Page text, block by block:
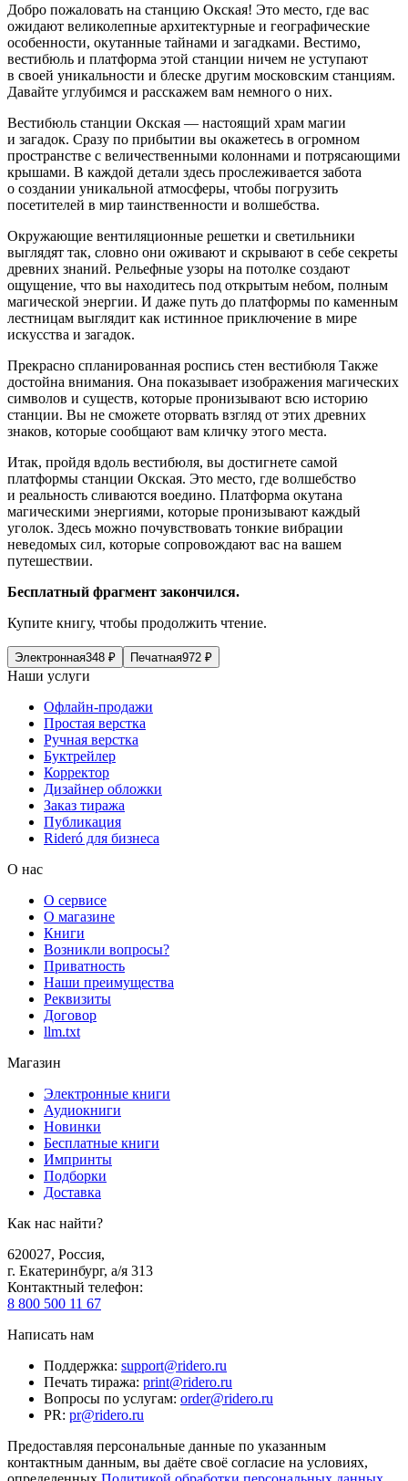
Добро пожаловать на станцию Окская! Это место, где вас
ожидают великолепные архитектурные и географические
особенности, окутанные тайнами и загадками. Вестимо,
вестибюль и платформа этой станции ничем не уступают
в своей уникальности и блеске другим московским станциям.
Давайте углубимся и расскажем вам немного о них.
Вестибюль станции Окская — настоящий храм магии
и загадок. Сразу по прибытии вы окажетесь в огромном
пространстве с величественными колоннами и потрясающими
крышами. В каждой детали здесь прослеживается забота
о создании уникальной атмосферы, чтобы погрузить
посетителей в мир таинственности и волшебства.
Окружающие вентиляционные решетки и светильники
выглядят так, словно они оживают и скрывают в себе секреты
древних знаний. Рельефные узоры на потолке создают
ощущение, что вы находитесь под открытым небом, полным
магической энергии. И даже путь до платформы по каменным
лестницам выглядит как истинное приключение в мире
искусства и загадок.
Прекрасно спланированная роспись стен вестибюля Также
достойна внимания. Она показывает изображения магических
символов и существ, которые пронизывают всю историю
станции. Вы не сможете оторвать взгляд от этих древних
знаков, которые сообщают вам кличку этого места.
Итак, пройдя вдоль вестибюля, вы достигнете самой
платформы станции Окская. Это место, где волшебство
и реальность сливаются воедино. Платформа окутана
магическими энергиями, которые пронизывают каждый
уголок. Здесь можно почувствовать тонкие вибрации
неведомых сил, которые сопровождают вас на вашем
путешествии.
Бесплатный фрагмент закончился.
Купите книгу, чтобы продолжить чтение.
Электронная348 ₽ Печатная972 ₽
Наши услуги
Офлайн-продажи
Простая верстка
Ручная верстка
Буктрейлер
Корректор
Дизайнер обложки
Заказ тиража
Публикация
Rideró для бизнеса
О нас
О сервисе
О магазине
Книги
Возникли вопросы?
Приватность
Наши преимущества
Реквизиты
Договор
llm.txt
Магазин
Электронные книги
Аудиокниги
Новинки
Бесплатные книги
Импринты
Подборки
Доставка
Как нас найти?
620027, Россия,
г. Екатеринбург, а/я 313
Контактный телефон:
8 800 500 11 67
Написать нам
Поддержка: support@ridero.ru
Печать тиража: print@ridero.ru
Вопросы по услугам: order@ridero.ru
PR: pr@ridero.ru
Предоставляя персональные данные по указанным
контактным данным, вы даёте своё согласие на условиях,